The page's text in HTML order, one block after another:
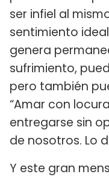
ser infiel al
sentimiento
genera
sufrimiento,
pero también
“Amar con
entregarse sin
de nosotros. Lo
Y este gran